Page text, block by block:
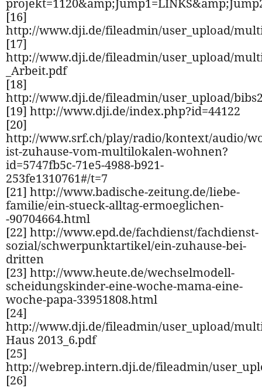
[16]
http://www.dji.de/fileadmin/user_upload/
[17]
http://www.dji.de/fileadmin/user_upload/
_Arbeit.pdf
[18]
http://www.dji.de/fileadmin/user_upload/
[19] http://www.dji.de/index.php?id=44122
[20]
http://www.srf.ch/play/radio/kontext/audio/
ist-zuhause-vom-multilokalen-wohnen?
id=5747fb5c-71e5-4988-b921-
253fe1310761#/t=7
[21] http://www.badische-zeitung.de/liebe-
familie/ein-stueck-alltag-ermoeglichen-
-90704664.html
[22] http://www.epd.de/fachdienst/fachdienst-
sozial/schwerpunktartikel/ein-zuhause-bei-
dritten
[23] http://www.heute.de/wechselmodell-
scheidungskinder-eine-woche-mama-eine-
woche-papa-33951808.html
[24]
http://www.dji.de/fileadmin/user_upload/
Haus 2013_6.pdf
[25]
http://webrep.intern.dji.de/fileadmin/
[26]